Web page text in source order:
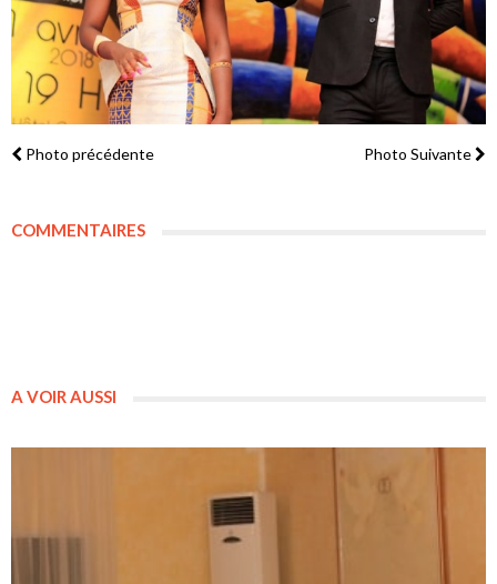
Photo précédente Photo Suivante
COMMENTAIRES
A VOIR AUSSI